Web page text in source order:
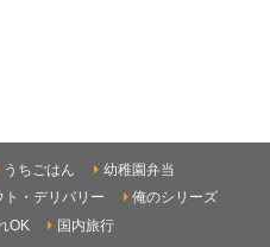
うちごはん
幼稚園弁当
ト・デリバリー
俺のシリーズ
OK
国内旅行